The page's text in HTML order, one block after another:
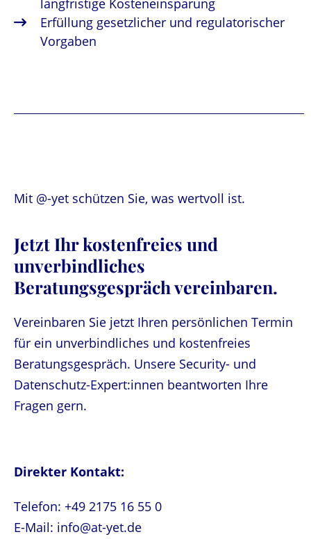
langfristige Kosteneinsparung
Erfüllung gesetzlicher und regulatorischer
Vorgaben
Mit @-yet schützen Sie, was wertvoll ist.
Jetzt Ihr kostenfreies und
unverbindliches
Beratungsgespräch vereinbaren.
Vereinbaren Sie jetzt Ihren persönlichen Termin
für ein unverbindliches und kostenfreies
Beratungsgespräch. Unsere Security- und
Datenschutz-Expert:innen beantworten Ihre
Fragen gern.
Direkter Kontakt:
Telefon: +49 2175 16 55 0
E-Mail: info@at-yet.de